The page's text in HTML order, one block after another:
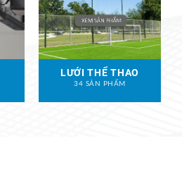
LƯỚI THỂ THAO
34 SẢN PHẨM